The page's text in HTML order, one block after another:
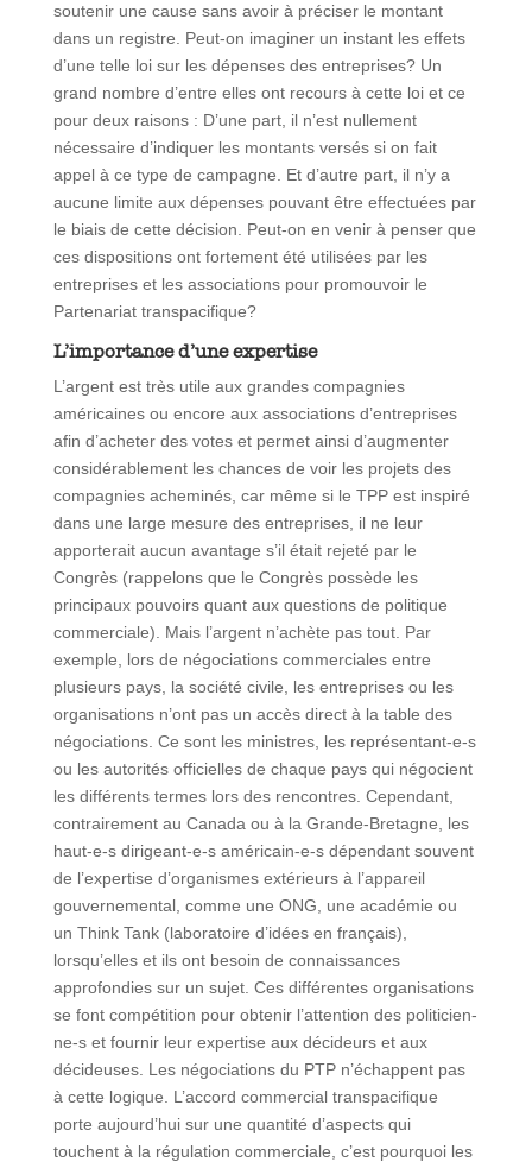
soutenir une cause sans avoir à préciser le montant
dans un registre. Peut-on imaginer un instant les effets
d’une telle loi sur les dépenses des entreprises? Un
grand nombre d’entre elles ont recours à cette loi et ce
pour deux raisons : D’une part, il n’est nullement
nécessaire d’indiquer les montants versés si on fait
appel à ce type de campagne. Et d’autre part, il n’y a
aucune limite aux dépenses pouvant être effectuées par
le biais de cette décision. Peut-on en venir à penser que
ces dispositions ont fortement été utilisées par les
entreprises et les associations pour promouvoir le
Partenariat transpacifique?
L’importance d’une expertise
L’argent est très utile aux grandes compagnies
américaines ou encore aux associations d’entreprises
afin d’acheter des votes et permet ainsi d’augmenter
considérablement les chances de voir les projets des
compagnies acheminés, car même si le TPP est inspiré
dans une large mesure des entreprises, il ne leur
apporterait aucun avantage s’il était rejeté par le
Congrès (rappelons que le Congrès possède les
principaux pouvoirs quant aux questions de politique
commerciale). Mais l’argent n’achète pas tout. Par
exemple, lors de négociations commerciales entre
plusieurs pays, la société civile, les entreprises ou les
organisations n’ont pas un accès direct à la table des
négociations. Ce sont les ministres, les représentant-e-s
ou les autorités officielles de chaque pays qui négocient
les différents termes lors des rencontres. Cependant,
contrairement au Canada ou à la Grande-Bretagne, les
haut-e-s dirigeant-e-s américain-e-s dépendant souvent
de l’expertise d’organismes extérieurs à l’appareil
gouvernemental, comme une ONG, une académie ou
un Think Tank (laboratoire d’idées en français),
lorsqu’elles et ils ont besoin de connaissances
approfondies sur un sujet. Ces différentes organisations
se font compétition pour obtenir l’attention des politicien-
ne-s et fournir leur expertise aux décideurs et aux
décideuses. Les négociations du PTP n’échappent pas
à cette logique. L’accord commercial transpacifique
porte aujourd’hui sur une quantité d’aspects qui
touchent à la régulation commerciale, c’est pourquoi les